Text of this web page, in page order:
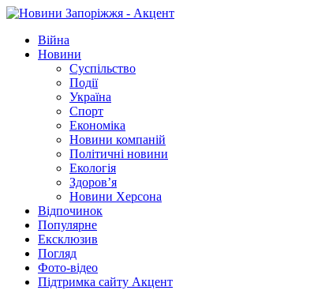
Війна
Новини
Суспільство
Події
Україна
Спорт
Економіка
Новини компаній
Політичні новини
Екологія
Здоров’я
Новини Херсона
Відпочинок
Популярне
Ексклюзив
Погляд
Фото-відео
Підтримка сайту Акцент